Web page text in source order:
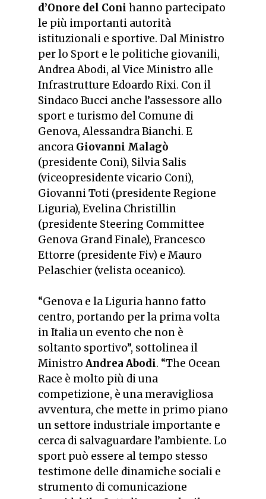
d’Onore del Coni hanno partecipato
le più importanti autorità
istituzionali e sportive. Dal Ministro
per lo Sport e le politiche giovanili,
Andrea Abodi, al Vice Ministro alle
Infrastrutture Edoardo Rixi. Con il
Sindaco Bucci anche l’assessore allo
sport e turismo del Comune di
Genova, Alessandra Bianchi. E
ancora Giovanni Malagò
(presidente Coni), Silvia Salis
(viceopresidente vicario Coni),
Giovanni Toti (presidente Regione
Liguria), Evelina Christillin
(presidente Steering Committee
Genova Grand Finale), Francesco
Ettorre (presidente Fiv) e Mauro
Pelaschier (velista oceanico).
“Genova e la Liguria hanno fatto
centro, portando per la prima volta
in Italia un evento che non è
soltanto sportivo”, sottolinea il
Ministro Andrea Abodi. “The Ocean
Race è molto più di una
competizione, è una meravigliosa
avventura, che mette in primo piano
un settore industriale importante e
cerca di salvaguardare l’ambiente. Lo
sport può essere al tempo stesso
testimone delle dinamiche sociali e
strumento di comunicazione